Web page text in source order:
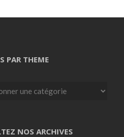
PAR THEME
NOS ARCHIVES